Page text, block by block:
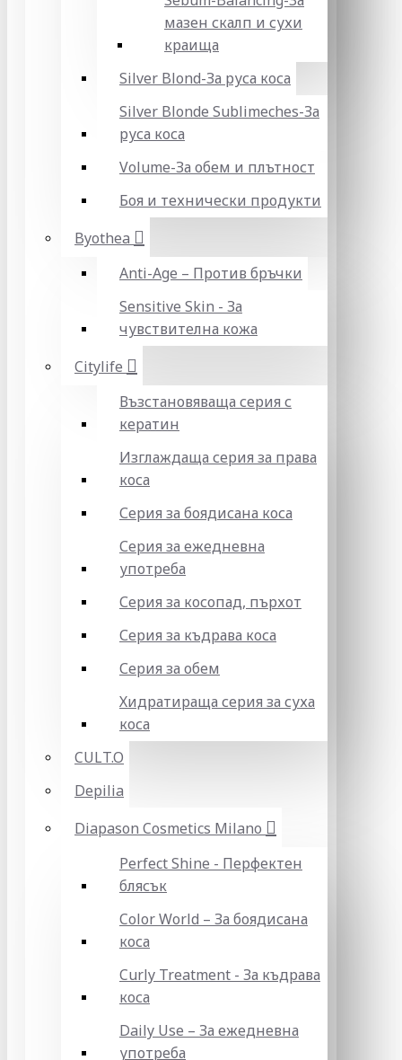
мазен скалп и сухи
краища
Silver Blond-За руса коса
Silver Blonde Sublіmeches-За
руса коса
Volume-За обем и плътност
Боя и технически продукти
Byothea
Anti-Age – Против бръчки
Sensitive Skin - За
чувствителна кожа
Citylife
Възстановяваща серия с
кератин
Изглаждаща серия за права
коса
Серия за боядисана коса
Серия за ежедневна
употреба
Серия за косопад, пърхот
Серия за къдрава коса
Серия за обем
Хидратираща серия за суха
коса
CULT.O
Depilia
Diapason Cosmetics Milano
Perfect Shine - Перфектен
блясък
Color World – За боядисана
коса
Curly Treatment - За къдрава
коса
Daily Use – За ежедневна
употреба